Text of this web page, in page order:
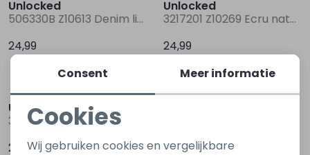
Unlocked
506330B Z10613 Denim licht gebleekt
24,99
Unlocked
3217201 Z10269 Ecru naturel
24,99
Unlocked
3217201 Z10269 Zwart
24,99
24,99
Noodzakelijke cookies
Consent Meer informatie
Cookies
Wij gebruiken cookies en vergelijkbare